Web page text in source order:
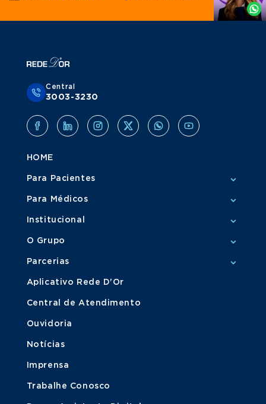
Whatsapp
Central
3003-3230
HOME
Para Pacientes
Para Médicos
Institucional
O Grupo
Parcerias
Aplicativo Rede D'Or
Central de Atendimento
Ouvidoria
Notícias
Imprensa
Trabalhe Conosco